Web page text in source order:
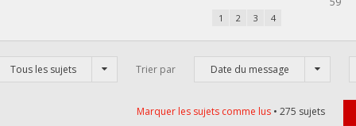
1 2 3 4
Tous les sujets Trier par Date du message
Marquer les sujets comme lus • 275 sujets